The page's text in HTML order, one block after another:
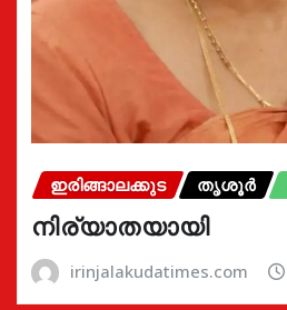
ഇരിങ്ങാലക്കുട തൃശൂർ
നിര്യാതയായി
irinjalakudatimes.com